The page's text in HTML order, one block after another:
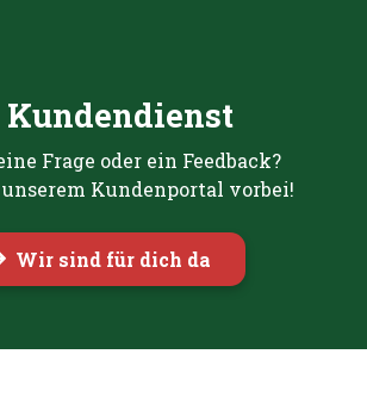
Kundendienst
Frage oder ein Feedback?
unserem Kundenportal vorbei!
Wir sind für dich da